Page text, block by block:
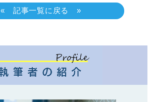
« 記事一覧に戻る »